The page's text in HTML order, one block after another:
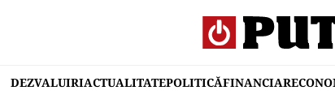
DEZVALUIRIACTUALITATEPOLITICĂFINANCIAR